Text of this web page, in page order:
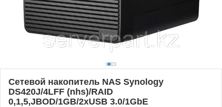
Сетевой накопитель NAS Synology
DS420J/4LFF (nhs)/RAID
0,1,5,JBOD/1GB/2xUSB 3.0/1GbE